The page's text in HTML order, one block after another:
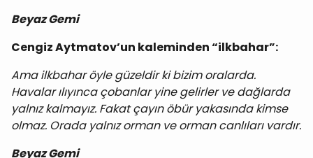
Beyaz Gemi
Cengiz Aytmatov’un kaleminden “ilkbahar”:
Ama ilkbahar öyle güzeldir ki bizim oralarda.
Havalar ılıyınca çobanlar yine gelirler ve dağlarda
yalnız kalmayız. Fakat çayın öbür yakasında kimse
olmaz. Orada yalnız orman ve orman canlıları vardır.
Beyaz Gemi